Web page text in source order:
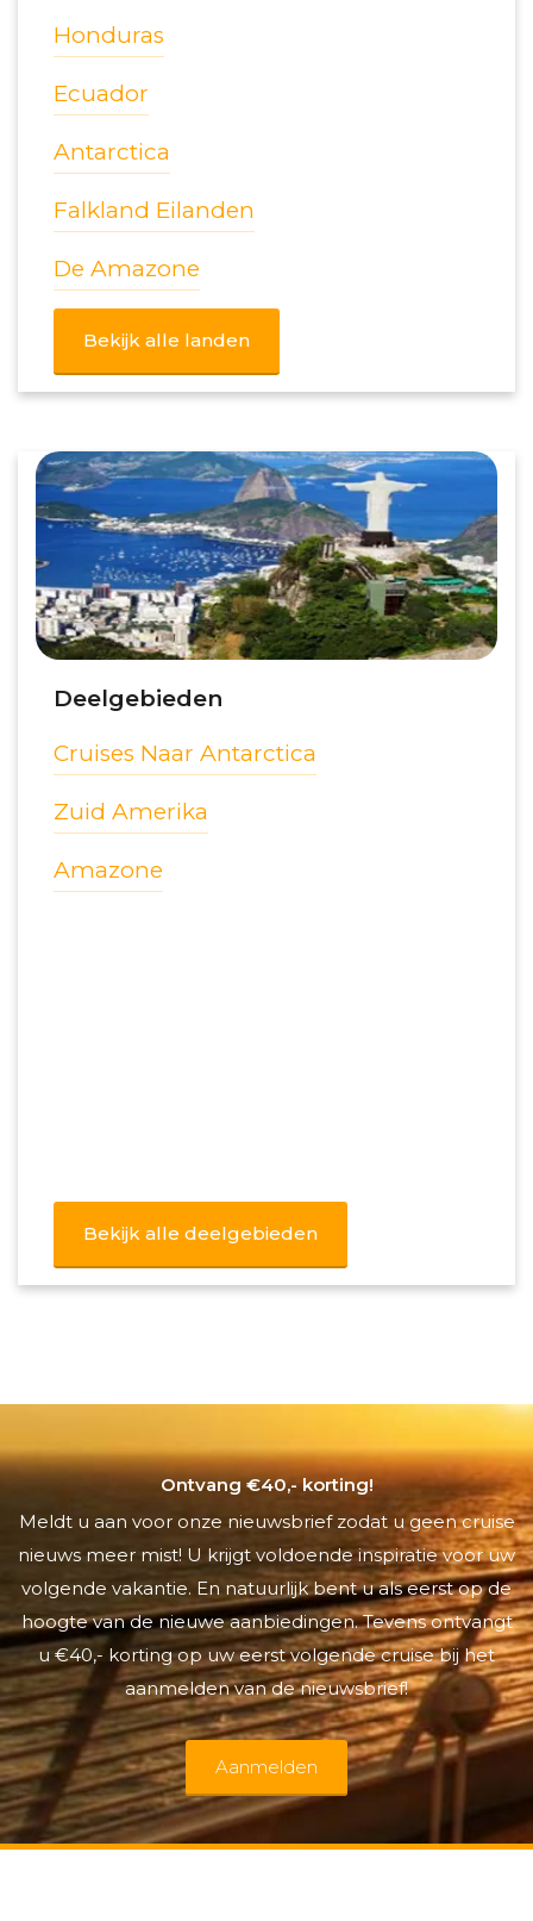
Honduras
Ecuador
Antarctica
Falkland Eilanden
De Amazone
Bekijk alle landen
Deelgebieden
Cruises Naar Antarctica
Zuid Amerika
Amazone
Bekijk alle deelgebieden
Ontvang €40,- korting!
Meldt u aan voor onze nieuwsbrief zodat u geen cruise
nieuws meer mist! U krijgt voldoende inspiratie voor uw
volgende vakantie. En natuurlijk bent u als eerst op de
hoogte van de nieuwe aanbiedingen. Tevens ontvangt
u €40,- korting op uw eerst volgende cruise bij het
aanmelden van de nieuwsbrief!
Aanmelden